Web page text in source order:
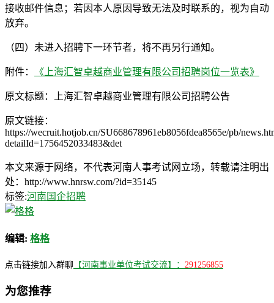
接收邮件信息；若因本人原因导致无法及时联系的，视为自动
放弃。
（四）未进入招聘下一环节者，将不再另行通知。
附件： 《上海汇智卓越商业管理有限公司招聘岗位一览表》
原文标题：上海汇智卓越商业管理有限公司招聘公告
原文链接：
https://wecruit.hotjob.cn/SU668678961eb8056fdea8565e/pb/
detailId=1756452033483&det
本文来源于网络，不代表河南人事考试网立场，转载请注明出
处：http://www.hnrsw.com/?id=35145
标签:河南国企招聘
编辑: 格格
点击链接加入群聊 【河南事业单位考试交流】： 291256855
为您推荐